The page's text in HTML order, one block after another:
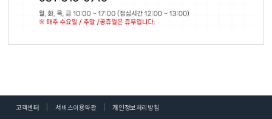
고객센터 서비스이용약관 개인정보처리방침